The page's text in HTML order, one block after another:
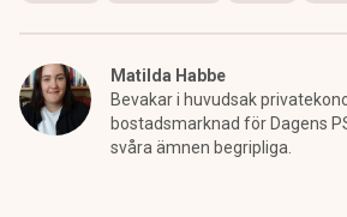
Matilda Habbe
Bevakar i huvudsak
bostadsmarknad för Dagens
svåra ämnen begripliga.